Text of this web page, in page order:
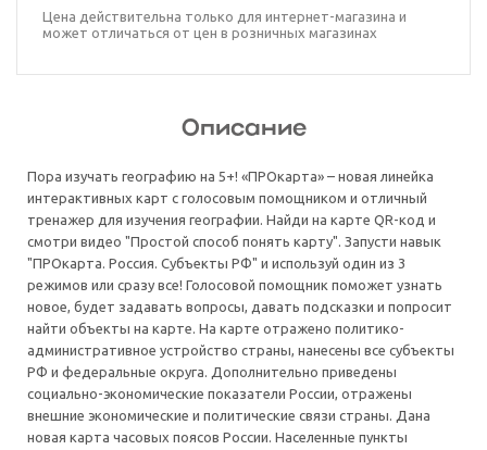
Цена действительна только для интернет-магазина и
может отличаться от цен в розничных магазинах
Описание
Пора изучать географию на 5+! «ПРОкарта» – новая линейка
интерактивных карт с голосовым помощником и отличный
тренажер для изучения географии. Найди на карте QR-код и
смотри видео "Простой способ понять карту". Запусти навык
"ПРОкарта. Россия. Субъекты РФ" и используй один из 3
режимов или сразу все! Голосовой помощник поможет узнать
новое, будет задавать вопросы, давать подсказки и попросит
найти объекты на карте. На карте отражено политико-
административное устройство страны, нанесены все субъекты
РФ и федеральные округа. Дополнительно приведены
социально-экономические показатели России, отражены
внешние экономические и политические связи страны. Дана
новая карта часовых поясов России. Населенные пункты